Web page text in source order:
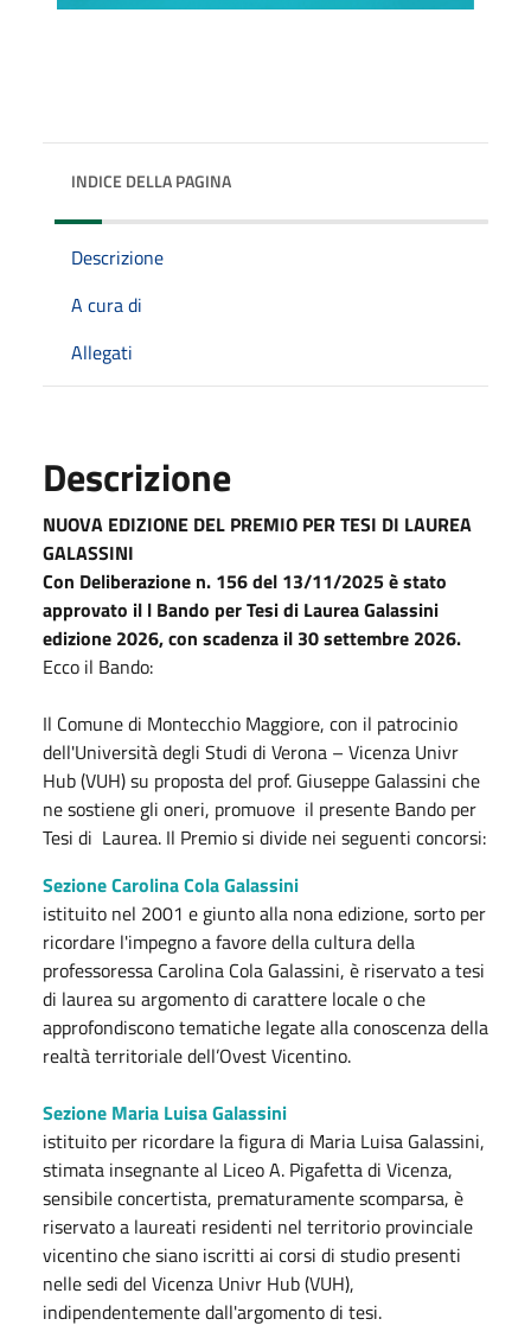
INDICE DELLA PAGINA
Descrizione
A cura di
Allegati
Descrizione
NUOVA EDIZIONE DEL PREMIO PER TESI DI LAUREA
GALASSINI
Con Deliberazione n. 156 del 13/11/2025 è stato
approvato il l Bando per Tesi di Laurea Galassini
edizione 2026, con scadenza il 30 settembre 2026.
Ecco il Bando:
Il Comune di Montecchio Maggiore, con il patrocinio
dell'Università degli Studi di Verona – Vicenza Univr
Hub (VUH) su proposta del prof. Giuseppe Galassini che
ne sostiene gli oneri, promuove il presente Bando per
Tesi di Laurea. Il Premio si divide nei seguenti concorsi:
Sezione Carolina Cola Galassini
istituito nel 2001 e giunto alla nona edizione, sorto per
ricordare l'impegno a favore della cultura della
professoressa Carolina Cola Galassini, è riservato a tesi
di laurea su argomento di carattere locale o che
approfondiscono tematiche legate alla conoscenza della
realtà territoriale dell’Ovest Vicentino.
Sezione Maria Luisa Galassini
istituito per ricordare la figura di Maria Luisa Galassini,
stimata insegnante al Liceo A. Pigafetta di Vicenza,
sensibile concertista, prematuramente scomparsa, è
riservato a laureati residenti nel territorio provinciale
vicentino che siano iscritti ai corsi di studio presenti
nelle sedi del Vicenza Univr Hub (VUH),
indipendentemente dall'argomento di tesi.